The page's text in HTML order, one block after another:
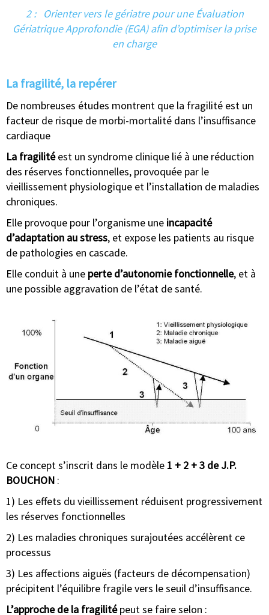
2 : Orienter vers le gériatre pour une Évaluation
Gériatrique Approfondie (EGA) afin d’optimiser la prise
en charge
La fragilité, la repérer
De nombreuses études montrent que la fragilité est un
facteur de risque de morbi-mortalité dans l’insuffisance
cardiaque
La fragilitéest un syndrome clinique lié à une réduction
des réserves fonctionnelles, provoquée par le
vieillissement physiologique et l’installation de maladies
chroniques.
Elle provoque pour l’organisme une incapacité
d’adaptation au stress, et expose les patients au risque
de pathologies en cascade.
Elle conduit à une perte d’autonomie fonctionnelle, et à
une possible aggravation de l’état de santé.
Ce concept s’inscrit dans le modèle 1 + 2 + 3 de J.P.
BOUCHON :
1) Les effets du vieillissement réduisent progressivement
les réserves fonctionnelles
2) Les maladies chroniques surajoutées accélèrent ce
processus
3) Les affections aiguës (facteurs de décompensation)
précipitent l’équilibre fragile vers le seuil d’insuffisance.
L’approche de la fragilitépeut se faire selon :